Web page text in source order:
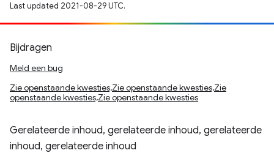
Last updated 2021-08-29 UTC.
Bijdragen
Meld een bug
Zie openstaande kwesties,Zie openstaande kwesties,Zie
openstaande kwesties,Zie openstaande kwesties
Gerelateerde inhoud, gerelateerde inhoud, gerelateerde
inhoud, gerelateerde inhoud